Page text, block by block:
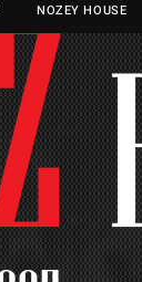
NOZEY HOUSE